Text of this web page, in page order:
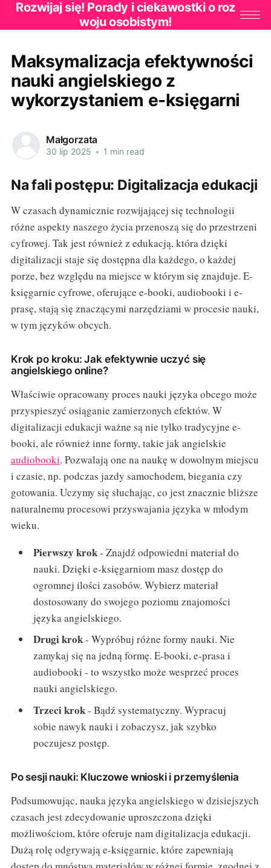
Rozwijaj się! Porady i ciekawostki o roz
woju osobistym!
Maksymalizacja efektywności
nauki angielskiego z
wykorzystaniem e-księgarni
Małgorzata
30 lip 2025 • 1 min read
Na fali postępu: Digitalizacja edukacji
W czasach dynamicznie rozwijającej się technologii
różne aspekty naszego życia przenoszą się do przestrzeni
cyfrowej. Tak jest również z edukacją, która dzięki
digitalizacji staje się dostępna dla każdego, o każdej
porze, bez względu na miejsce w którym się znajduje. E-
księgarnie cyfrowe, oferujące e-booki, audiobooki i e-
prasę, stają się znaczącymi narzędziami w procesie nauki,
w tym języków obcych.
Krok po kroku: Jak efektywnie uczyć się
angielskiego online?
Właściwie opracowany proces nauki języka obcego może
przyspieszyć osiąganie zamierzonych efektów. W
digitalizacji edukacji ważne są nie tylko tradycyjne e-
booki, ale również inne formy, takie jak angielskie
audiobooki. Pozwalają one na naukę w dowolnym miejscu
i czasie, np. podczas jazdy samochodem, biegania czy
gotowania. Uczymy się słuchając, co jest znacznie bliższe
naturalnemu procesowi przyswajania języka w młodym
wieku.
Pierwszy krok- Znajdź odpowiedni materiał do
nauki. Dzięki e-księgarniom masz dostęp do
ogromnej ilości zasobów. Wybierz materiał
dostosowany do swojego poziomu znajomości
języka angielskiego.
Drugi krok- Wypróbuj różne formy nauki. Nie
zamykaj się na jedną formę. E-booki, e-prasa i
audiobooki - to wszystko może wesprzeć proces
nauki angielskiego.
Trzeci krok- Bądź systematyczny. Wypracuj
sobie nawyk nauki i zobaczysz, jak szybko
poczujesz postęp.
Po sesji nauki: Kluczowe wnioski i przemyślenia
Podsumowując, nauka języka angielskiego w dzisiejszych
czasach jest zdecydowanie uproszczona dzięki
możliwościom, które oferuje nam digitalizacja edukacji.
Dużą rolę odgrywają e-księgarnie, które zapewniają